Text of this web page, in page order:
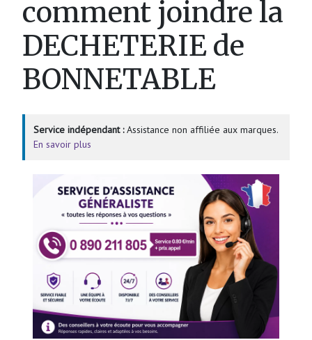
comment joindre la
DECHETERIE de
BONNETABLE
Service indépendant :Assistance non affiliée aux marques.
En savoir plus